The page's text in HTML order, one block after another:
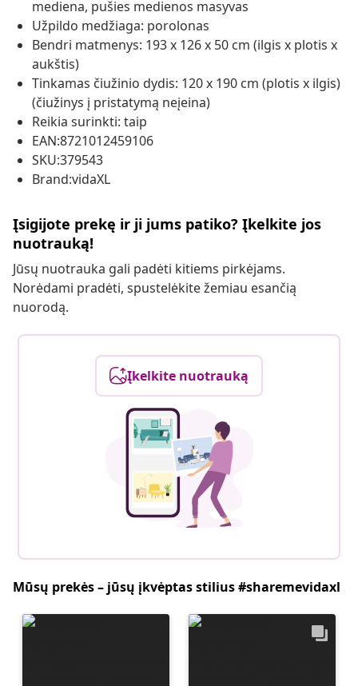
mediena, pušies medienos masyvas
Užpildo medžiaga: porolonas
Bendri matmenys: 193 x 126 x 50 cm (ilgis x plotis x
aukštis)
Tinkamas čiužinio dydis: 120 x 190 cm (plotis x ilgis)
(čiužinys į pristatymą neįeina)
Reikia surinkti: taip
EAN:8721012459106
SKU:379543
Brand:vidaXL
Įsigijote prekę ir ji jums patiko? Įkelkite jos
nuotrauką!
Jūsų nuotrauka gali padėti kitiems pirkėjams.
Norėdami pradėti, spustelėkite žemiau esančią
nuorodą.
Įkelkite nuotrauką
Mūsų prekės – jūsų įkvėptas stilius #sharemevidaxl